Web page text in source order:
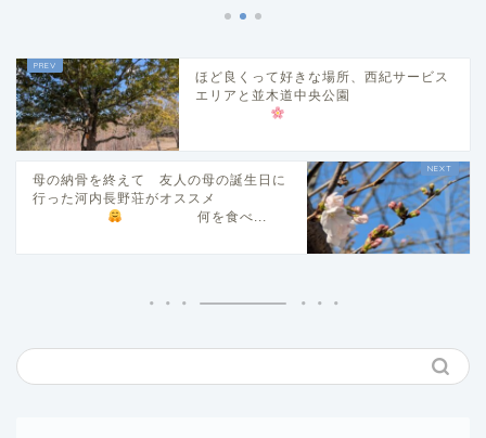
ほど良くって好きな場所、西紀サービス
エリアと並木道中央公園
母の納骨を終えて 友人の母の誕生日に
行った河内長野荘がオススメ
何を食べ...